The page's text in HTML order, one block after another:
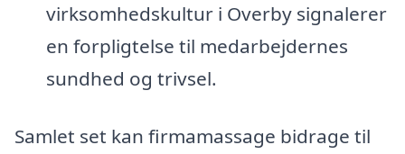
virksomhedskultur i Overby signalerer
en forpligtelse til medarbejdernes
sundhed og trivsel.
Samlet set kan firmamassage bidrage til